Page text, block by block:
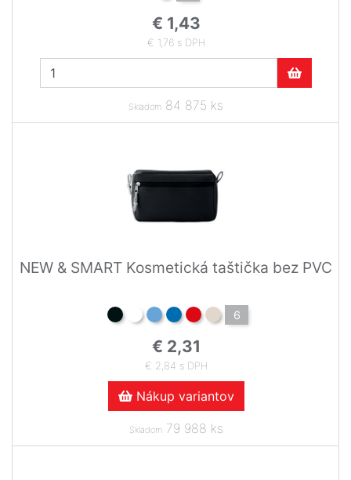
€ 1,43
€ 1,76 s DPH
Skladom 84 875 ks
NEW & SMART Kosmetická taštička bez PVC
6
€ 2,31
€ 2,84 s DPH
Nákup variantov
Skladom79 988 ks